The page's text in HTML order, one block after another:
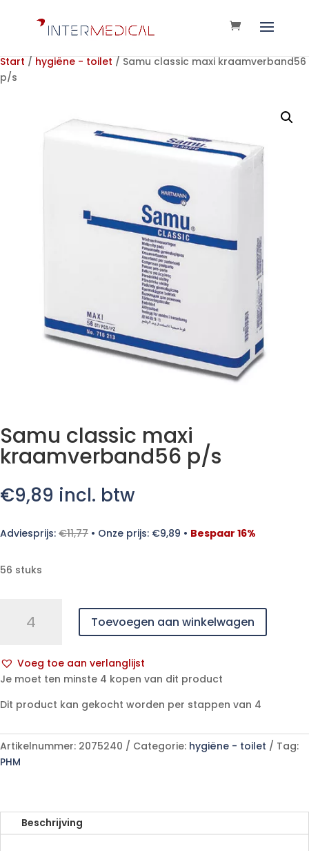
Start / hygiëne - toilet / Samu classic maxi kraamverband56
p/s
Samu classic maxi
kraamverband56 p/s
€9,89 incl. btw
Adviesprijs: €11,77 • Onze prijs: €9,89 • Bespaar 16%
56 stuks
classic
p/s
aantal
Toevoegen aan winkelwagen
Voeg toe aan verlanglijst
A
t
r
n
e
Je moet ten minste 4 kopen van dit product
Dit product kan gekocht worden per stappen van 4
Artikelnummer: 2075240 Categorie: hygiëne - toilet
Tag:
PHM
Beschrijving